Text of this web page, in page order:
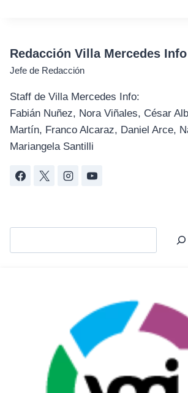
Redacción Villa Mercedes Info
Jefe de Redacción
Staff de Villa Mercedes Info:
Fabián Nuñez, Nora Viñales, César
Martín, Franco Alcaraz, Daniel Arce,
Mariangela Santilli